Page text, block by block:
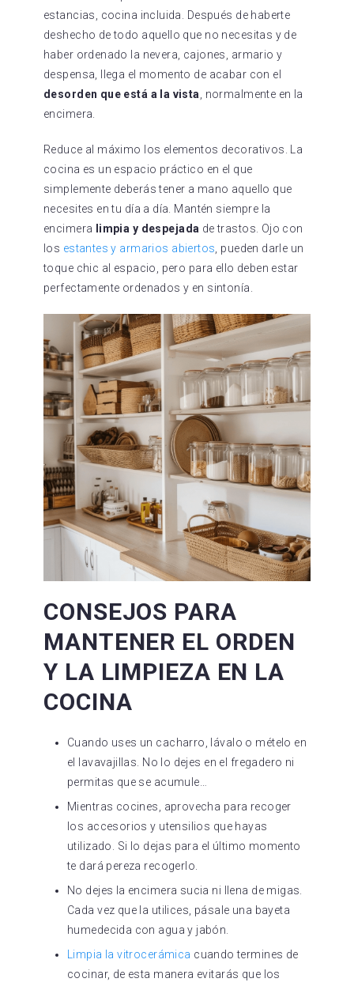
estancias, cocina incluida. Después de haberte
deshecho de todo aquello que no necesitas y de
haber ordenado la nevera, cajones, armario y
despensa, llega el momento de acabar con el
desorden que está a la vista
, normalmente en la
encimera.
Reduce al máximo los elementos decorativos. La
cocina es un espacio práctico en el que
simplemente deberás tener a mano aquello que
necesites en tu día a día. Mantén siempre la
encimera
limpia y despejada de trastos. Ojo con
los estantes y armarios abiertos , pueden darle un
toque chic al espacio, pero para ello deben estar
perfectamente ordenados y en sintonía.
CONSEJOS PARA
MANTENER EL ORDEN
Y LA LIMPIEZA EN LA
COCINA
Cuando uses un cacharro, lávalo o mételo en
el lavavajillas. No lo dejes en el fregadero ni
permitas que se acumule…
Mientras cocines, aprovecha para recoger
los accesorios y utensilios que hayas
utilizado. Si lo dejas para el último momento
te dará pereza recogerlo.
No dejes la encimera sucia ni llena de migas.
Cada vez que la utilices, pásale una bayeta
humedecida con agua y jabón.
Limpia la vitrocerámica cuando termines de
cocinar, de esta manera evitarás que los